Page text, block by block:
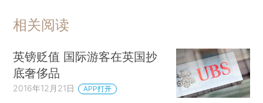
相关阅读
英镑贬值 国际游客在英国抄
底奢侈品
2016年12月21日 APP打开